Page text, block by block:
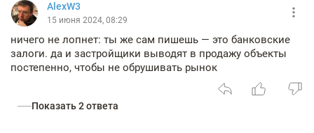
AlexW3
15 июня 2024, 08:29
ничего не лопнет: ты же сам пишешь — это банковские
залоги. да и застройщики выводят в продажу объекты
постепенно, чтобы не обрушивать рынок
Показать 2 ответа